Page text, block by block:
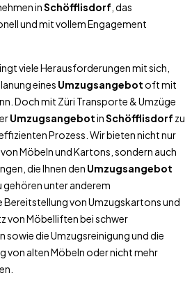
inSchöfflisdorf , das
und mit vollem Engagement
viele Herausforderungen mit sich,
eines Umzugsangebotoft mit
Doch mit Züri Transporte & Umzüge
UmzugsangebotinSchöfflisdorf zu
Prozess. Wir bieten nicht nur
Möbeln und Kartons, sondern auch
die Ihnen den Umzugsangebot
gehören unter anderem
Bereitstellung von Umzugskartons und
von Möbelliften bei schwer
sowie die Umzugsreinigung und die
von alten Möbeln oder nicht mehr